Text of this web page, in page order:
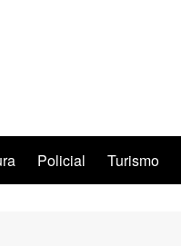
Policial Turismo